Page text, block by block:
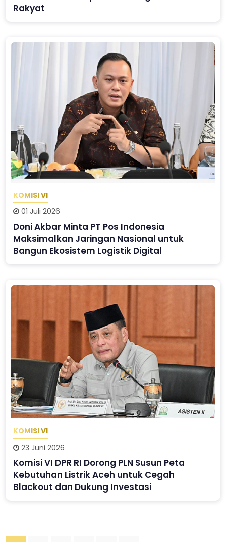
Rakyat
KOMISI VI
01 Juli 2026
Doni Akbar Minta PT Pos Indonesia
Maksimalkan Jaringan Nasional untuk
Bangun Ekosistem Logistik Digital
KOMISI VI
23 Juni 2026
Komisi VI DPR RI Dorong PLN Susun Peta
Kebutuhan Listrik Aceh untuk Cegah
Blackout dan Dukung Investasi